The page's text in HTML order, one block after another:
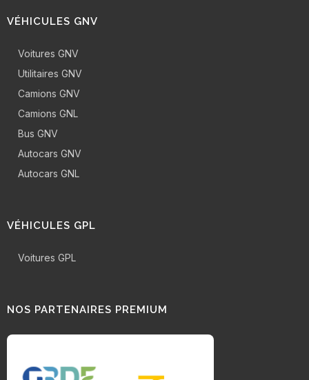
VÉHICULES GNV
Voitures GNV
Utilitaires GNV
Camions GNV
Camions GNL
Bus GNV
Autocars GNV
Autocars GNL
VÉHICULES GPL
Voitures GPL
NOS PARTENAIRES PREMIUM